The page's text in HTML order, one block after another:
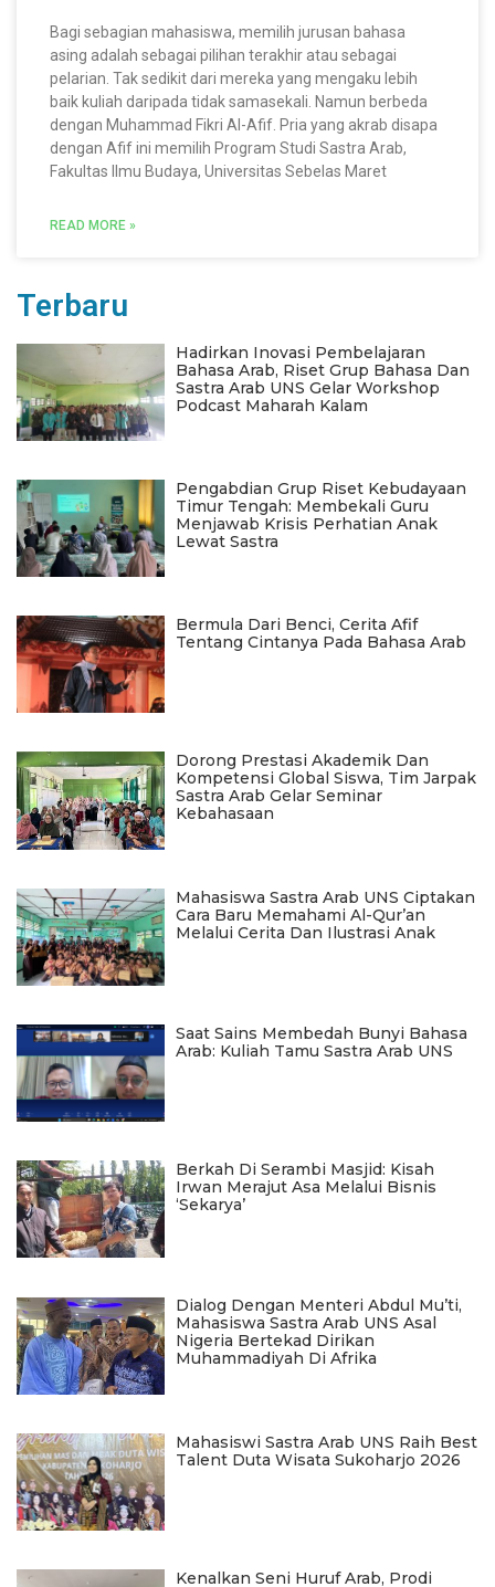
Bagi sebagian mahasiswa, memilih jurusan bahasa
asing adalah sebagai pilihan terakhir atau sebagai
pelarian. Tak sedikit dari mereka yang mengaku lebih
baik kuliah daripada tidak samasekali. Namun berbeda
dengan Muhammad Fikri Al-Afif. Pria yang akrab disapa
dengan Afif ini memilih Program Studi Sastra Arab,
Fakultas Ilmu Budaya, Universitas Sebelas Maret
READ MORE »
Terbaru
Hadirkan Inovasi Pembelajaran
Bahasa Arab, Riset Grup Bahasa Dan
Sastra Arab UNS Gelar Workshop
Podcast Maharah Kalam
Pengabdian Grup Riset Kebudayaan
Timur Tengah: Membekali Guru
Menjawab Krisis Perhatian Anak
Lewat Sastra
Bermula Dari Benci, Cerita Afif
Tentang Cintanya Pada Bahasa Arab
Dorong Prestasi Akademik Dan
Kompetensi Global Siswa, Tim Jarpak
Sastra Arab Gelar Seminar
Kebahasaan
Mahasiswa Sastra Arab UNS Ciptakan
Cara Baru Memahami Al-Qur’an
Melalui Cerita Dan Ilustrasi Anak
Saat Sains Membedah Bunyi Bahasa
Arab: Kuliah Tamu Sastra Arab UNS
Berkah Di Serambi Masjid: Kisah
Irwan Merajut Asa Melalui Bisnis
‘Sekarya’
Dialog Dengan Menteri Abdul Mu’ti,
Mahasiswa Sastra Arab UNS Asal
Nigeria Bertekad Dirikan
Muhammadiyah Di Afrika
Mahasiswi Sastra Arab UNS Raih Best
Talent Duta Wisata Sukoharjo 2026
Kenalkan Seni Huruf Arab, Prodi